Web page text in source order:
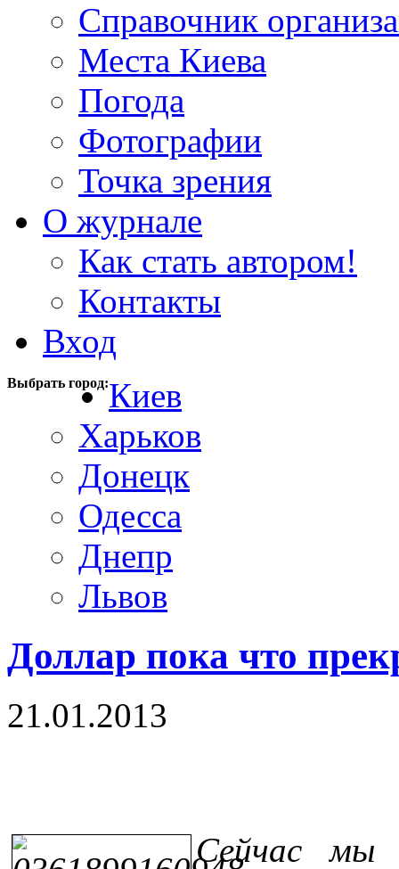
Справочник
Места Киева
Погода
Фотографии
Точка зрения
О журнале
Как стать автором!
Контакты
Вход
Выбрать город:Киев
Харьков
Донецк
Одесса
Днепр
Львов
Доллар пока что
21.01.2013
Сейчас мы